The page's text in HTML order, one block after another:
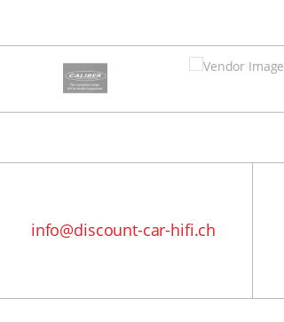
info@discount-car-hifi.ch